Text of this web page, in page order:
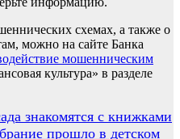
схемах, а также о
можно на сайте Банка
мошенническим
культура» в разделе
знакомятся с книжками
прошло в детском